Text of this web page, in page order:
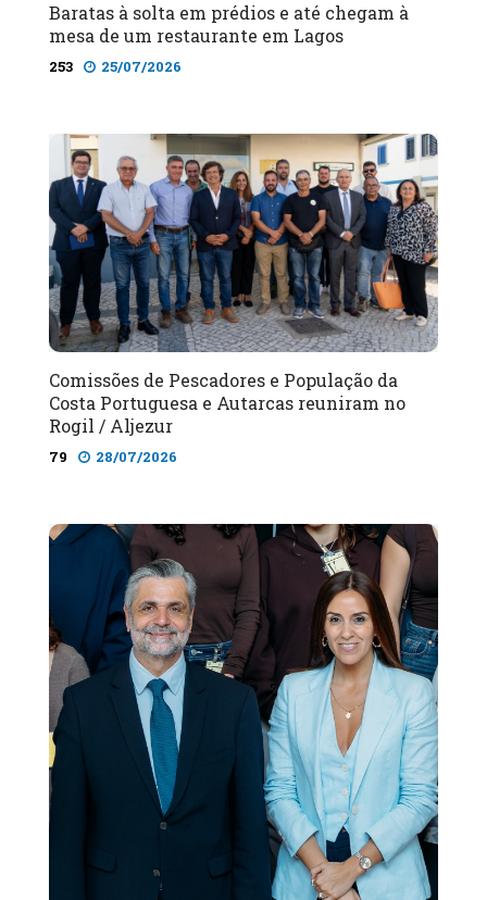
Baratas à solta em prédios e até chegam à
mesa de um restaurante em Lagos
253 25/07/2026
Comissões de Pescadores e População da
Costa Portuguesa e Autarcas reuniram no
Rogil / Aljezur
79 28/07/2026